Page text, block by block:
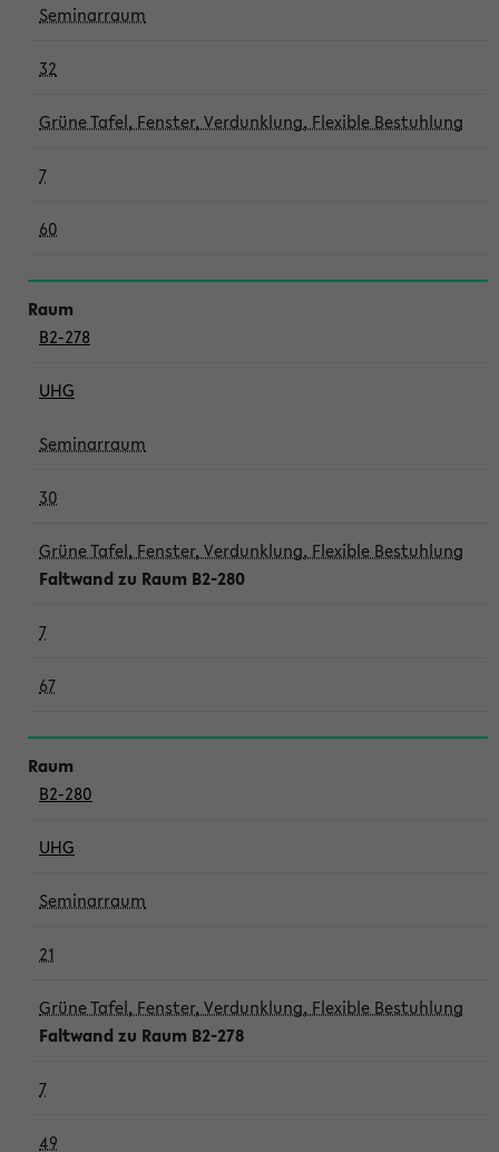
Seminarraum
32
Grüne Tafel, Fenster, Verdunklung, Flexible Bestuhlung
7
60
B2-278
UHG
Seminarraum
30
Grüne Tafel, Fenster, Verdunklung, Flexible Bestuhlung
Faltwand zu Raum B2-280
7
67
B2-280
UHG
Seminarraum
21
Grüne Tafel, Fenster, Verdunklung, Flexible Bestuhlung
Faltwand zu Raum B2-278
7
49